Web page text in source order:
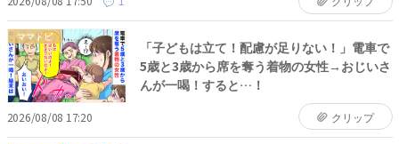
ママトピ
「子どもは立て！配慮が足りない！」電車で
5歳と3歳から席を奪う着物の女性→おじいさ
んが一喝！すると…！
2026/08/08 17:20 クリップ